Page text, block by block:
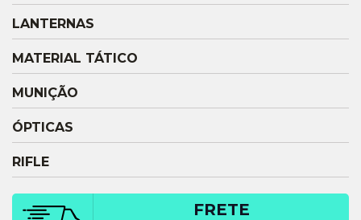
LANTERNAS
MATERIAL TÁTICO
MUNIÇÃO
ÓPTICAS
RIFLE
FRETE